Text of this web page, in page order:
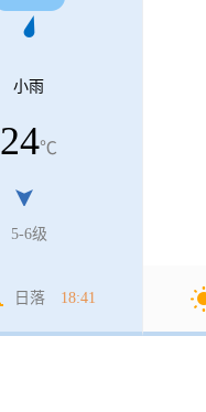
小雨
24℃
5-6级
日落 18:41